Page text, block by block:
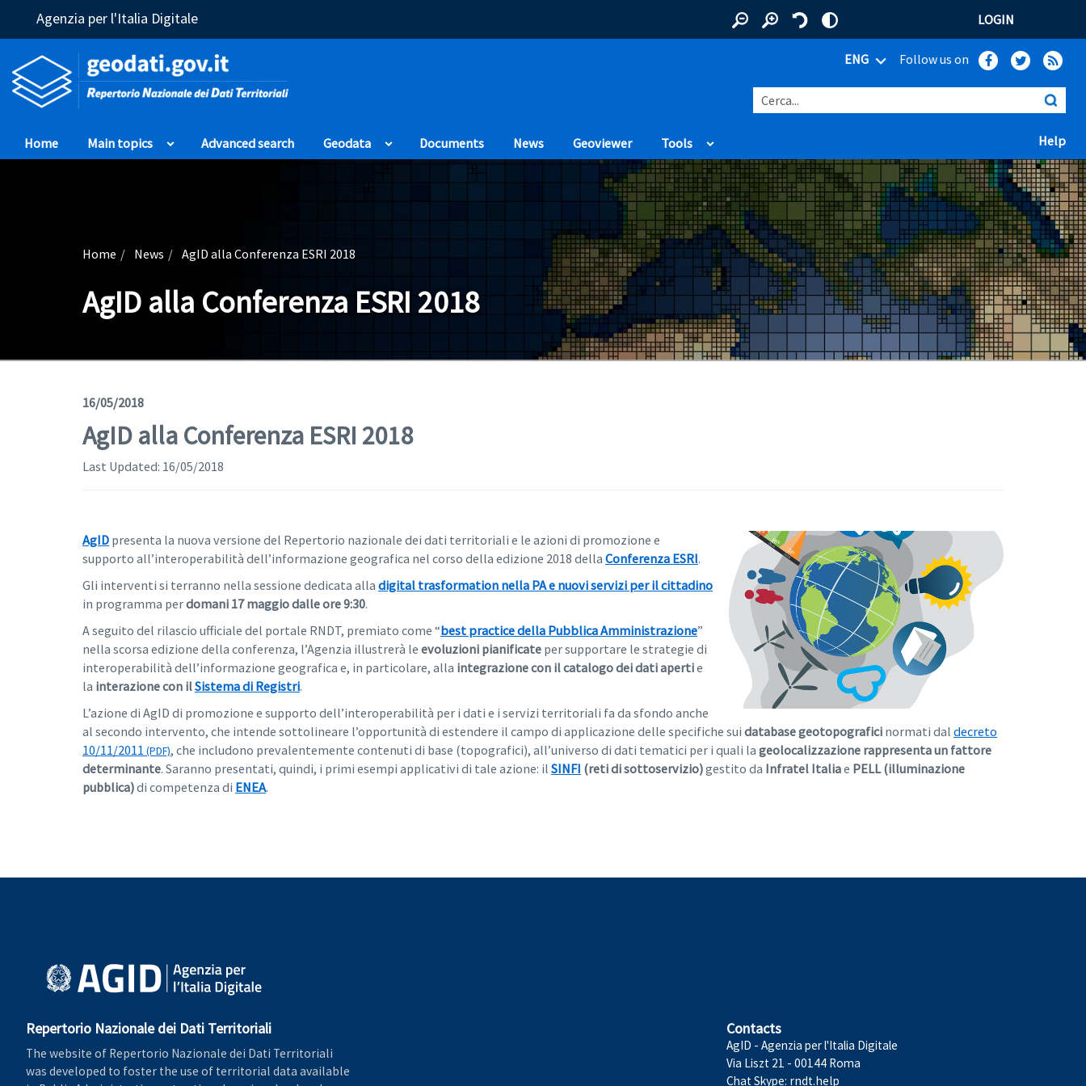
Agenzia per l'Italia Digitale(Opens in a new window) LOGIN
ENG Follow us on
Cerca...
Home Main topics Advanced search Geodata Documents News Geoviewer(Opens in a new window)
Tools Help
Home News AgID alla Conferenza ESRI 2018
AgID alla Conferenza ESRI 2018
16/05/2018
AgID alla Conferenza ESRI 2018
Last Updated: 16/05/2018
AgID presenta la nuova versione del Repertorio nazionale dei dati territoriali e le azioni di promozione e
supporto all’interoperabilità dell’informazione geografica nel corso della edizione 2018 della Conferenza ESRI.
Gli interventi si terranno nella sessione dedicata alla digital trasformation nella PA e nuovi servizi per il cittadino
in programma perdomani 17 maggio dalle ore 9:30.
A seguito del rilascio ufficiale del portale RNDT, premiato come “best practice della Pubblica Amministrazione”
nella scorsa edizione della conferenza, l’Agenzia illustrerà le evoluzioni pianificate per supportare le strategie di
interoperabilità dell’informazione geografica e, in particolare, alla integrazione con il catalogo dei dati apertie
la interazione con ilSistema di Registri.
L’azione di AgID di promozione e supporto dell’interoperabilità per i dati e i servizi territoriali fa da sfondo anche
al secondo intervento, che intende sottolineare l’opportunità di estendere il campo di applicazione delle specifiche sui database geotopografici normati dal decreto
10/11/2011
, che includono prevalentemente contenuti di base (topografici), all’universo di dati tematici per i quali la geolocalizzazione rappresenta un fattore
determinante. Saranno presentati, quindi, i primi esempi applicativi di tale azione: il SINFI (reti di sottoservizio)gestito da Infratel Italiae PELL (illuminazione
pubblica)di competenza di ENEA.
Repertorio Nazionale dei Dati Territoriali
The website of Repertorio Nazionale dei Dati Territoriali
was developed to foster the use of territorial data available
Contacts
AgID - Agenzia per l'Italia Digitale
Via Liszt 21 - 00144 Roma
Chat Skype: rndt.help